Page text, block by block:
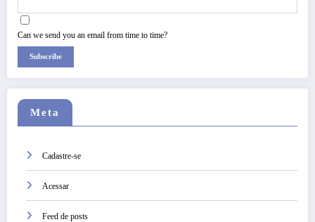
Can we send you an email from time to time?
Subscribe
Meta
Cadastre-se
Acessar
Feed de posts